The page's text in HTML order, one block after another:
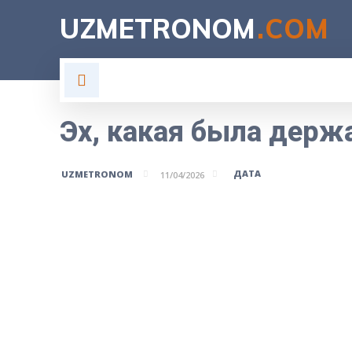
UZMETRONOM.COM
Эх, какая была
UZMETRONOM 11/04/2026 ДАТА